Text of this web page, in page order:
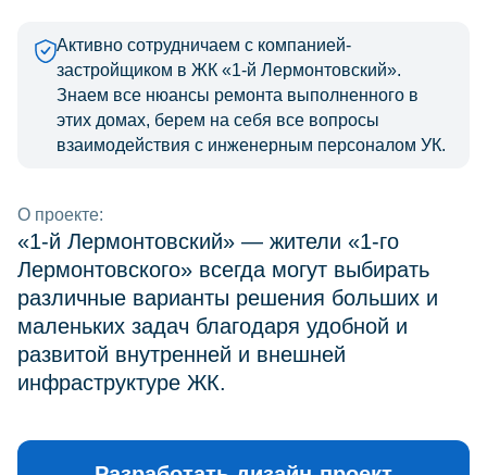
Активно сотрудничаем с компанией-
застройщиком в ЖК «1-й Лермонтовский».
Знаем все нюансы ремонта выполненного в
этих домах, берем на себя все вопросы
взаимодействия с инженерным персоналом УК.
О проекте:
«1-й Лермонтовский» — жители «1-го
Лермонтовского» всегда могут выбирать
различные варианты решения больших и
маленьких задач благодаря удобной и
развитой внутренней и внешней
инфраструктуре ЖК.